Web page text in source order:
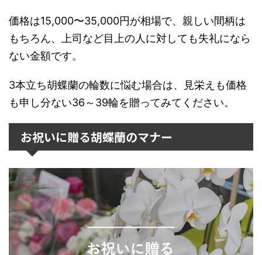
価格は15,000〜35,000円が相場で、親しい間柄は
もちろん、上司など目上の人に対しても失礼になら
ない金額です。
3本立ち胡蝶蘭の輪数に悩む場合は、見栄えも価格
も申し分ない36～39輪を贈ってみてください。
お祝いに贈る胡蝶蘭のマナー